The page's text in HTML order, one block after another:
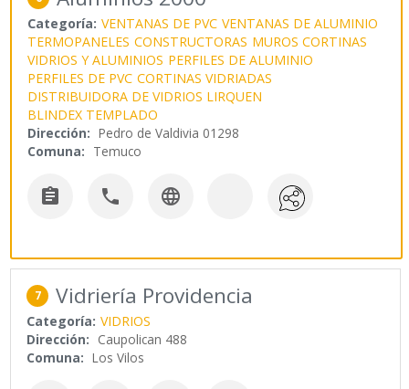
Categoría: VENTANAS DE PVC VENTANAS DE ALUMINIO
TERMOPANELES CONSTRUCTORAS MUROS CORTINAS
VIDRIOS Y ALUMINIOS PERFILES DE ALUMINIO
PERFILES DE PVC CORTINAS VIDRIADAS
DISTRIBUIDORA DE VIDRIOS LIRQUEN
BLINDEX TEMPLADO
Dirección: Pedro de Valdivia 01298
Comuna: Temuco
  
7 Vidriería Providencia
Categoría: VIDRIOS
Dirección: Caupolican 488
Comuna: Los Vilos